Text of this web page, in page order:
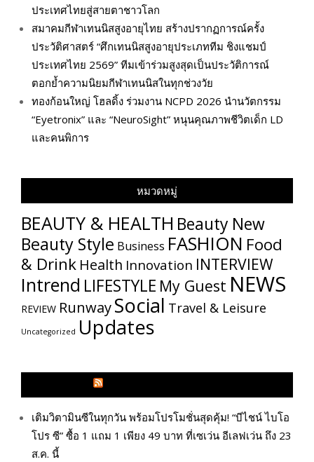
ประเทศไทยสู่สายตาชาวโลก
สมาคมกีฬาเทนนิสสูงอายุไทย สร้างปรากฏการณ์ครั้ง
ประวัติศาสตร์ “ศึกเทนนิสสูงอายุประเภททีม ชิงแชมป์
ประเทศไทย 2569” ทีมเข้าร่วมสูงสุดเป็นประวัติการณ์
ตอกย้ำความนิยมกีฬาเทนนิสในทุกช่วงวัย
ทองก้อนใหญ่ โฮลดิ้ง ร่วมงาน NCPD 2026 นำนวัตกรรม
“Eyetronix” และ “NeuroSight” หนุนคุณภาพชีวิตเด็ก LD
และคนพิการ
หมวดหมู่
BEAUTY & HEALTH Beauty New
Beauty Style Business FASHION Food
& Drink Health Innovation INTERVIEW
Intrend LIFESTYLE My​ Guest NEWS
REVIEW RunwaySocial Travel & Leisure
Uncategorized Updates
เติมวิตามินซีในทุกวัน พร้อมโปรโมชั่นสุดคุ้ม! “บีไชน์ ไบโอ
โปร ซี” ซื้อ 1 แถม 1 เพียง 49 บาท ที่เซเว่น อีเลฟเว่น ถึง 23
ส.ค. นี้